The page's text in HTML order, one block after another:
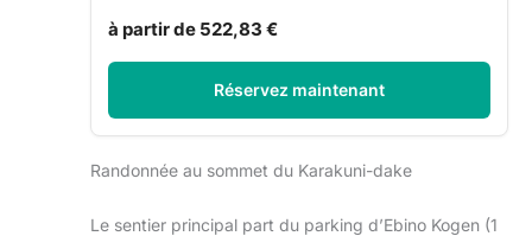
à partir de 522,83 €
Réservez maintenant
Randonnée au sommet du Karakuni-dake
Le sentier principal part du parking d’Ebino Kogen (1